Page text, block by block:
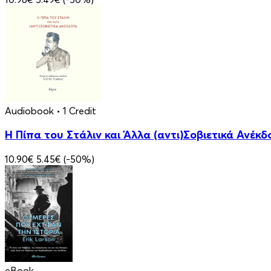
Audiobook • 1 Credit
Η Πίπα του Στάλιν και Άλλα (αντι)Σοβιετικά
10.90€ 5.45€ (-50%)